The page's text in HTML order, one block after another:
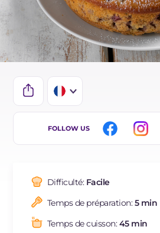
IT
NL
BR
ES
FOLLOW US
Difficulté: Facile
Temps de préparation:5 min
Temps de cuisson:45 min